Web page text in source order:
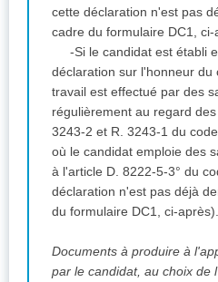
cette déclaration n'est pas
cadre du formulaire DC1, ci-
-Si le candidat est établi
déclaration sur l'honneur du
travail est effectué par des
régulièrement au regard des
3243-2 et R. 3243-1 du
où le candidat emploie des
à l'article D. 8222-5-3° du
déclaration n'est pas déjà
du formulaire DC1, ci-après).
Documents à produire à
par le candidat, au choix de